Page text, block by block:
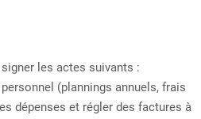
les actes suivants :
(plannings annuels, frais
dépenses et régler des factures à